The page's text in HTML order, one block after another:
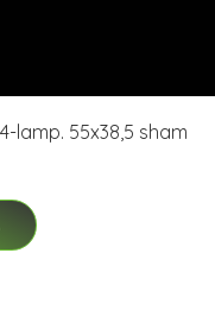
lamp. 55x38,5 sham